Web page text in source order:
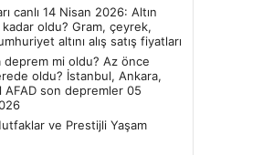
canlı 14 Nisan 2026: Altın
kadar oldu? Gram, çeyrek,
altını alış satış fiyatları
deprem mi oldu? Az önce
oldu? İstanbul, Ankara,
AFAD son depremler 05
ve Prestijli Yaşam